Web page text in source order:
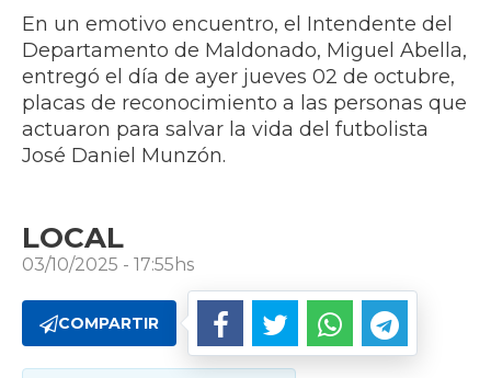
En un emotivo encuentro, el Intendente del
Departamento de Maldonado, Miguel Abella,
entregó el día de ayer jueves 02 de octubre,
placas de reconocimiento a las personas que
actuaron para salvar la vida del futbolista
José Daniel Munzón.
LOCAL
03/10/2025 - 17:55hs
COMPARTIR